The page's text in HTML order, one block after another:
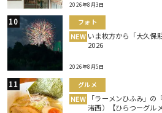
2026年8月3日
フォト
NEW いま枚方から「大久保
2026
2026年8月5日
グルメ
NEW
「ラーメンひふみ」
渚西）【ひらつーグルメ